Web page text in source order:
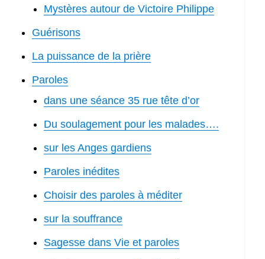
Mystères autour de Victoire Philippe
Guérisons
La puissance de la prière
Paroles
dans une séance 35 rue tête d’or
Du soulagement pour les malades….
sur les Anges gardiens
Paroles inédites
Choisir des paroles à méditer
sur la souffrance
Sagesse dans Vie et paroles